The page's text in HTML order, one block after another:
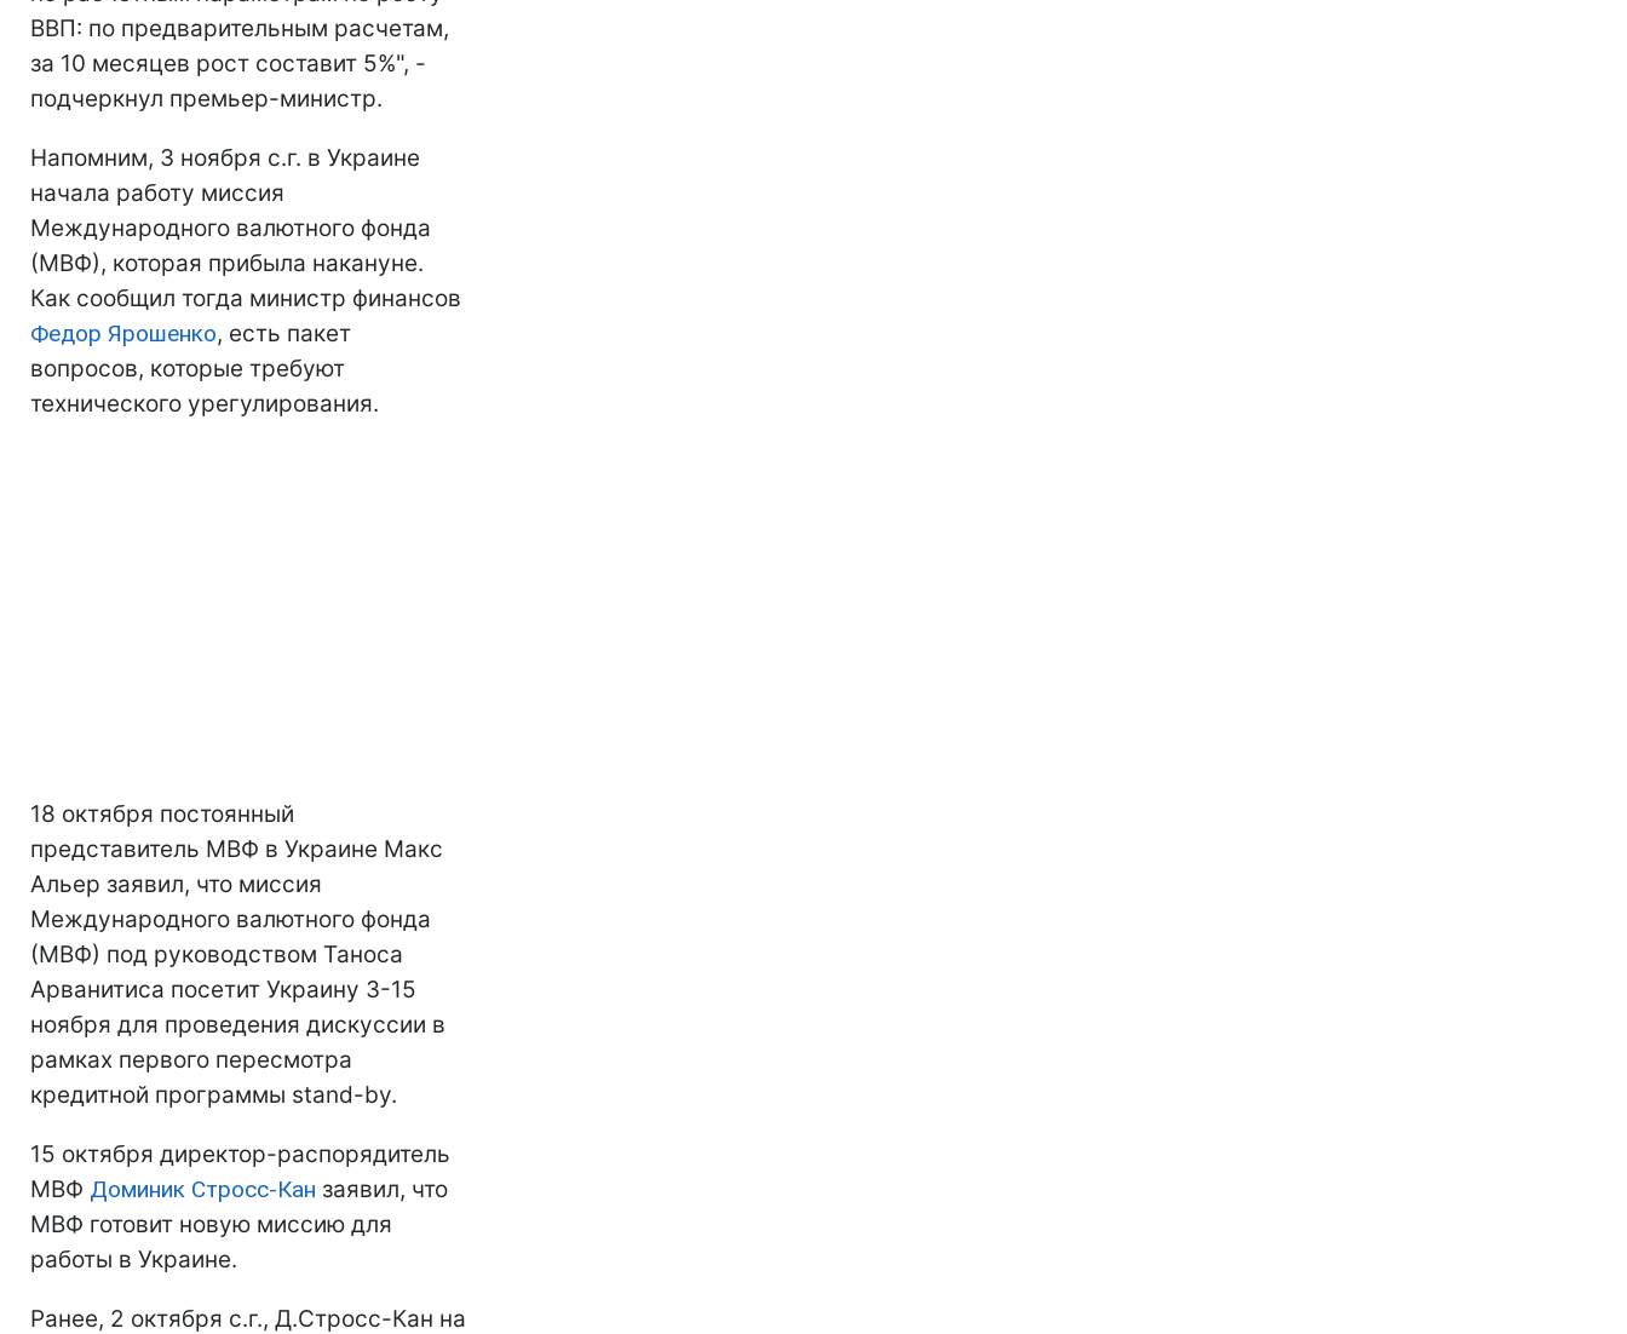
ВВП: по предварительным расчетам,
за 10 месяцев рост составит 5%", -
подчеркнул премьер-министр.
Напомним, 3 ноября с.г. в Украине
начала работу миссия
Международного валютного фонда
(МВФ), которая прибыла накануне.
Как сообщил тогда министр финансов
Федор Ярошенко, есть пакет
вопросов, которые требуют
технического урегулирования.
18 октября постоянный
представитель МВФ в Украине Макс
Альер заявил, что миссия
Международного валютного фонда
(МВФ) под руководством Таноса
Арванитиса посетит Украину 3-15
ноября для проведения дискуссии в
рамках первого пересмотра
кредитной программы stand-by.
15 октября директор-распорядитель
МВФ Доминик Стросс-Кан заявил, что
МВФ готовит новую миссию для
работы в Украине.
Ранее, 2 октября с.г., Д.Стросс-Кан на